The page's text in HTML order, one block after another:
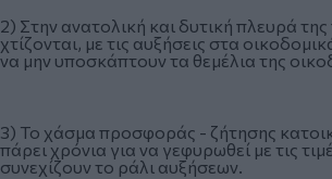
2) Στην ανατολική και δυτική πλευρά
χτίζονται, με τις αυξήσεις στα
να μην υποσκάπτουν τα θεμέλια της
3) Το χάσμα προσφοράς - ζήτησης
πάρει χρόνια για να γεφυρωθεί με τις
συνεχίζουν το ράλι αυξήσεων.